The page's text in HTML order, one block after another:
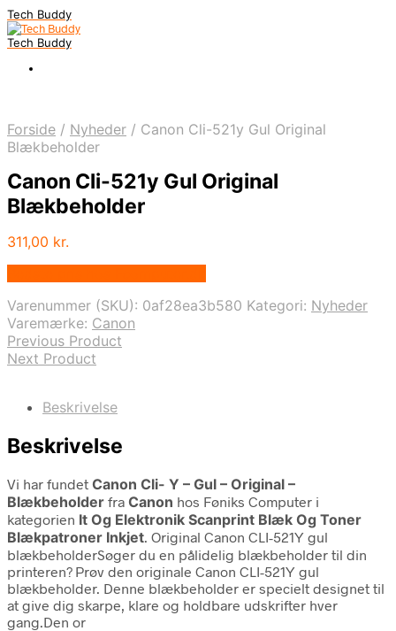
Tech Buddy
Tech Buddy
Forside / Nyheder / Canon Cli-521y Gul Original
Blækbeholder
Canon Cli-521y Gul Original
Blækbeholder
311,00 kr.
Varenummer (SKU): 0af28ea3b580 Kategori: Nyheder
Varemærke: Canon
Previous Product
Next Product
Beskrivelse
Beskrivelse
Vi har fundet Canon Cli- Y – Gul – Original –
Blækbeholder fra Canon hos Føniks Computer i
kategorien It Og Elektronik Scanprint Blæk Og Toner
Blækpatroner Inkjet. Original Canon CLI-521Y gul
blækbeholderSøger du en pålidelig blækbeholder til din
printeren? Prøv den originale Canon CLI-521Y gul
blækbeholder. Denne blækbeholder er specielt designet til
at give dig skarpe, klare og holdbare udskrifter hver
gang.Den or